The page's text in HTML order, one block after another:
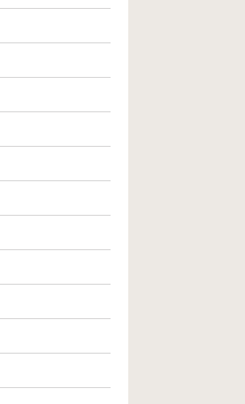
･･･
、リガーレのMukaiです。